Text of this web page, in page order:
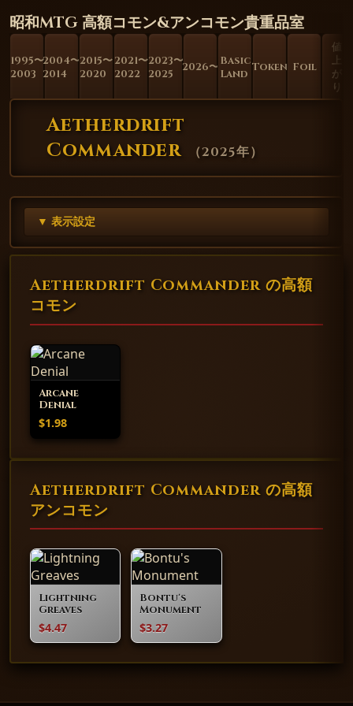
昭和MTG 高額コモン&アンコモン貴重品室
1995〜
2003
2004〜
2014
2015〜
2020
2021〜
2022
2023〜
2025
2026〜 Basic
Land Token Foil
値
上
が
り
Aetherdrift
Commander
（2025年）
▼ 表示設定
Aetherdrift Commander の高額
コモン
Arcane
Denial
$1.98
Aetherdrift Commander の高額
アンコモン
Lightning
Greaves
$4.47
Bontu's
Monument
$3.27